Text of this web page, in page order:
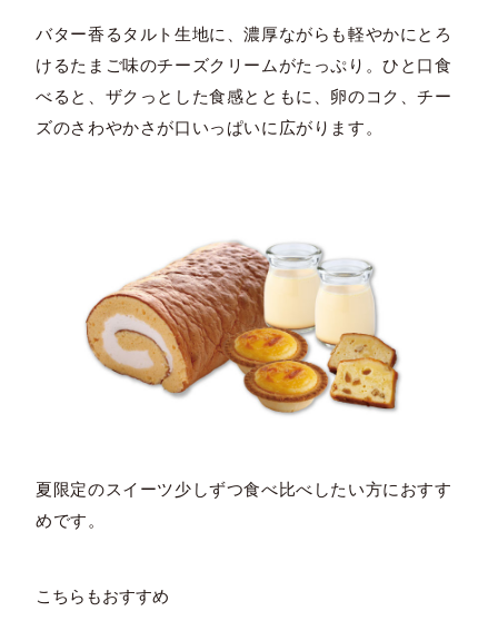
バター香るタルト生地に、濃厚ながらも軽やかにとろ
けるたまご味のチーズクリームがたっぷり。ひと口食
べると、ザクっとした食感とともに、卵のコク、チー
ズのさわやかさが口いっぱいに広がります。
夏限定のスイーツ少しずつ食べ比べしたい方におすす
めです。
こちらもおすすめ